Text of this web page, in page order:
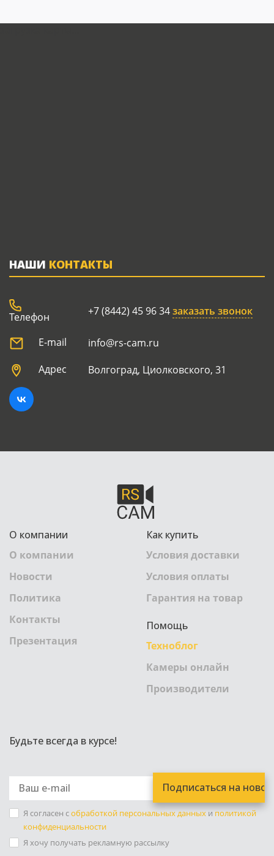
НАШИ КОНТАКТЫ
Телефон +7 (8442) 45 96 34заказать звонок
E-mail
info@rs-cam.ru
Адрес
Волгоград, Циолковского, 31
О компании
О компании
Новости
Политика
Контакты
Презентация
Как купить
Условия доставки
Условия оплаты
Гарантия на товар
Помощь
Техноблог
Камеры онлайн
Производители
Будьте всегда в курсе!
Я согласен собработкой персональных данных и политикой
конфиденциальности
Я хочу получать рекламную рассылку